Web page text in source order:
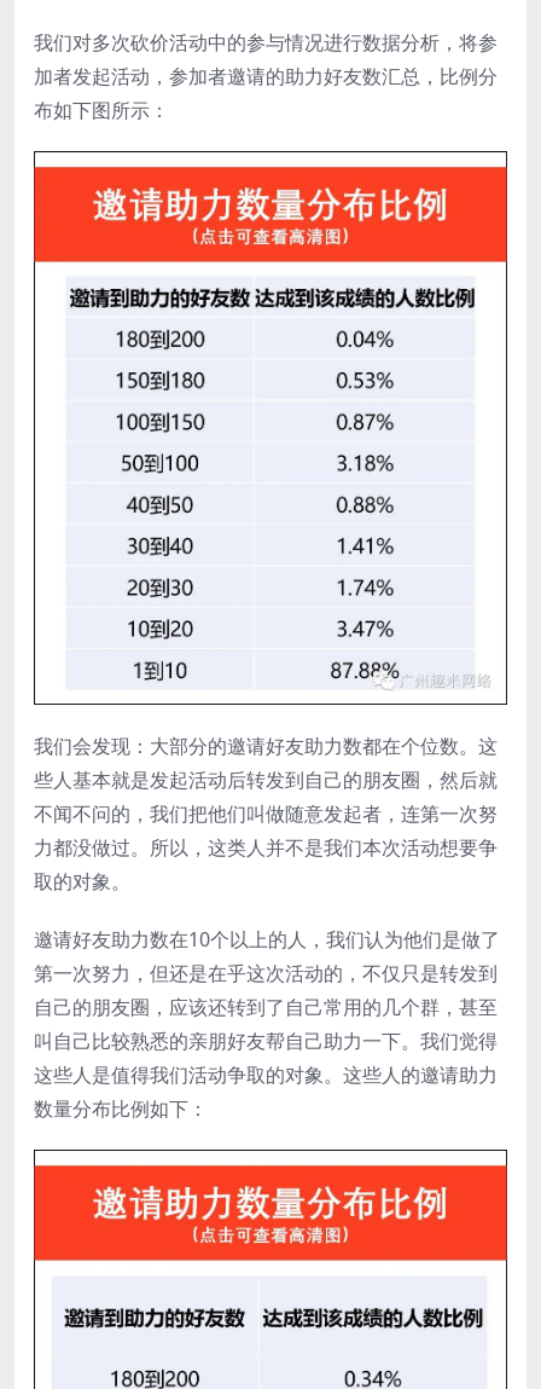
我们对多次砍价活动中的参与情况进行数据分析，将参
加者发起活动，参加者邀请的助力好友数汇总，比例分
布如下图所示：
我们会发现：大部分的邀请好友助力数都在个位数。这
些人基本就是发起活动后转发到自己的朋友圈，然后就
不闻不问的，我们把他们叫做随意发起者，连第一次努
力都没做过。所以，这类人并不是我们本次活动想要争
取的对象。
邀请好友助力数在10个以上的人，我们认为他们是做了
第一次努力，但还是在乎这次活动的，不仅只是转发到
自己的朋友圈，应该还转到了自己常用的几个群，甚至
叫自己比较熟悉的亲朋好友帮自己助力一下。我们觉得
这些人是值得我们活动争取的对象。这些人的邀请助力
数量分布比例如下：